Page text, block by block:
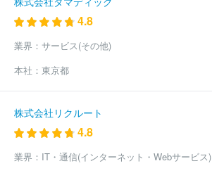
4.8
業界： サービス(その他)
本社： 東京都
株式会社リクルート
4.8
業界： IT・通信(インターネット・Webサービス)